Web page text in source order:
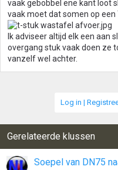
vaak gebobbel ene kant loot
vaak moet dat somen op een
Ik adviseer altijd elk een aan
overgang stuk vaak doen ze
vanzelf wel achter.
Log in |
Gerelateerde klussen
Soepel van DN75